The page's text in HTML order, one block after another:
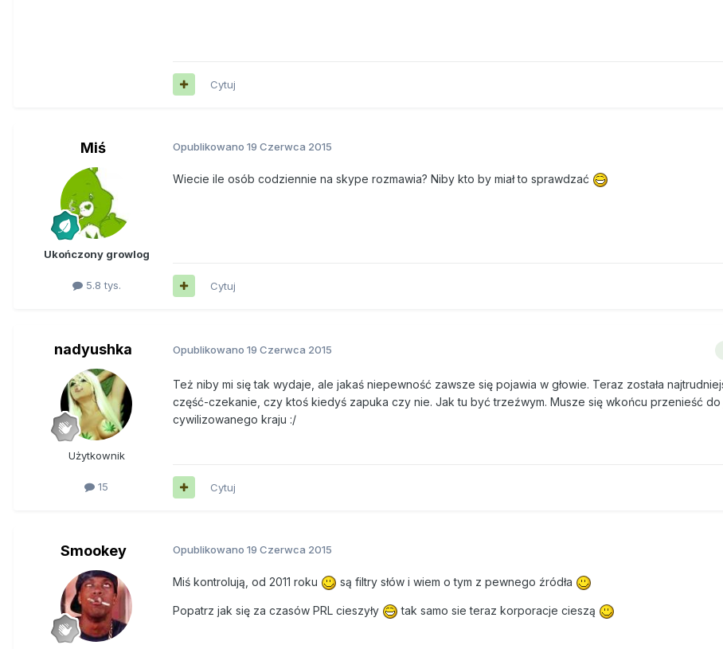
Cytuj
Miś
Ukończony growlog
5.8 tys.
Opublikowano 19 Czerwca 2015
Wiecie ile osób codziennie na skype rozmawia? Niby kto by miał to sprawdzać
Cytuj
nadyushka
Użytkownik
15
Opublikowano 19 Czerwca 2015
Też niby mi się tak wydaje, ale jakaś niepewność zawsze się pojawia w głowie. Teraz została
część-czekanie, czy ktoś kiedyś zapuka czy nie. Jak tu być trzeźwym. Musze się wkońcu przenieść
cywilizowanego kraju :/
Cytuj
Smookey Opublikowano 19 Czerwca 2015
Miś kontrolują, od 2011 roku są filtry słów i wiem o tym z pewnego źródła
Popatrz jak się za czasów PRL cieszyły tak samo sie teraz korporacje cieszą